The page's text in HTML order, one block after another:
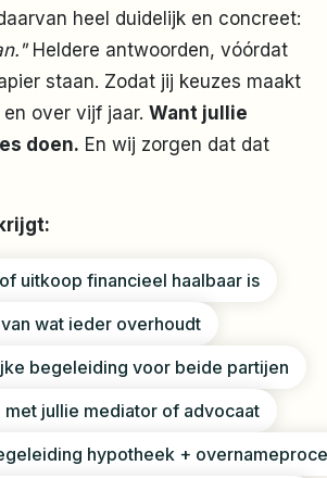
heel duidelijk en concreet:
Heldere antwoorden, vóórdat
staan. Zodat jij keuzes maakt
over vijf jaar. Want jullie
doen. En wij zorgen dat dat
uitkoop financieel haalbaar is
wat ieder overhoudt
begeleiding voor beide partijen
met jullie mediator​​​​​​ of advocaat
hypotheek +